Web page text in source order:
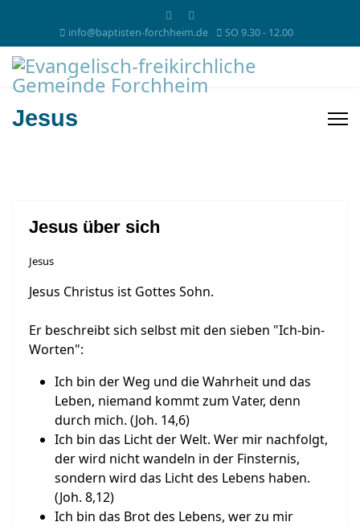
info@baptisten-forchheim.de SO 9.30 - 12.00
Jesus
Jesus über sich
Jesus
Jesus Christus ist Gottes Sohn.
Er beschreibt sich selbst mit den sieben "Ich-bin-
Worten":
Ich bin der Weg und die Wahrheit und das
Leben, niemand kommt zum Vater, denn
durch mich. (Joh. 14,6)
Ich bin das Licht der Welt. Wer mir nachfolgt,
der wird nicht wandeln in der Finsternis,
sondern wird das Licht des Lebens haben.
(Joh. 8,12)
Ich bin das Brot des Lebens, wer zu mir